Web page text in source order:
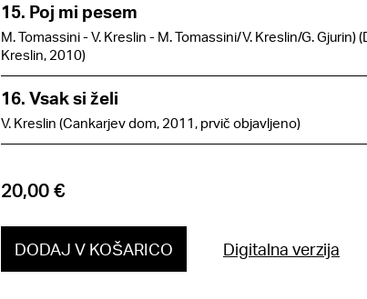
15. Poj mi pesem
M. Tomassini - V. Kreslin - M. Tomassini/V. Kreslin/G. Gjurin)
Kreslin, 2010)
16. Vsak si želi
V. Kreslin (Cankarjev dom, 2011, prvič objavljeno)
20,00 €
Digitalna verzija